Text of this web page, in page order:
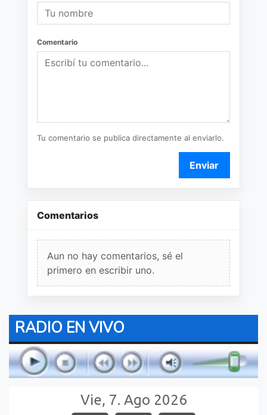
Comentario
Tu comentario se publica directamente al enviarlo.
Enviar
Comentarios
Aun no hay comentarios, sé el
primero en escribir uno.
RADIO EN VIVO